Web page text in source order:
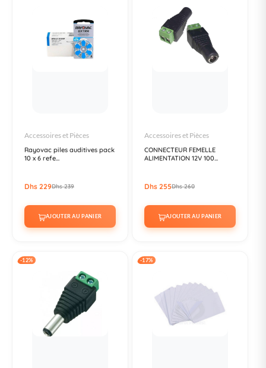
Accessoires et Pièces
Rayovac piles auditives pack
10 x 6 refe...
Dhs 229Dhs 239
AJOUTER AU PANIER
Accessoires et Pièces
CONNECTEUR FEMELLE
ALIMENTATION 12V 100...
Dhs 255Dhs 260
AJOUTER AU PANIER
-12% -17%